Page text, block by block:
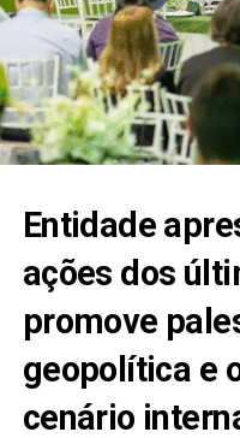
Entidade
ações dos
promove
geopolítica e
cenário